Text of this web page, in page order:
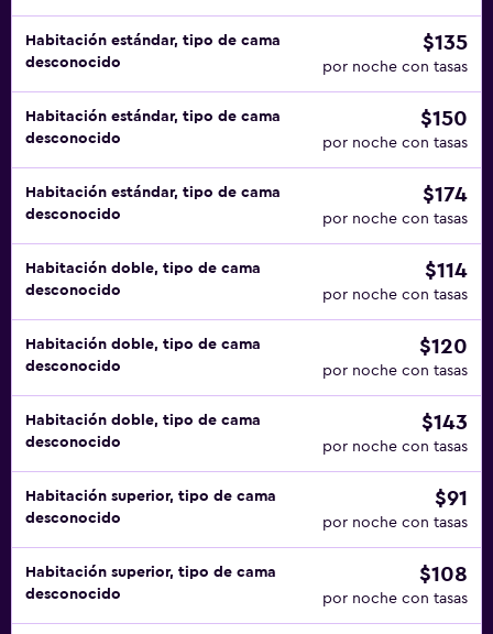
Habitación estándar, tipo de cama
desconocido
$135
por noche con tasas
Habitación estándar, tipo de cama
desconocido
$150
por noche con tasas
Habitación estándar, tipo de cama
desconocido
$174
por noche con tasas
Habitación doble, tipo de cama
desconocido
$114
por noche con tasas
Habitación doble, tipo de cama
desconocido
$120
por noche con tasas
Habitación doble, tipo de cama
desconocido
$143
por noche con tasas
Habitación superior, tipo de cama
desconocido
$91
por noche con tasas
Habitación superior, tipo de cama
desconocido
$108
por noche con tasas